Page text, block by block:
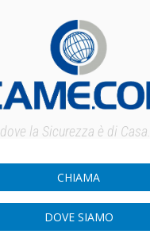
dove la Sicurezza è di Casa...
CHIAMA
DOVE SIAMO